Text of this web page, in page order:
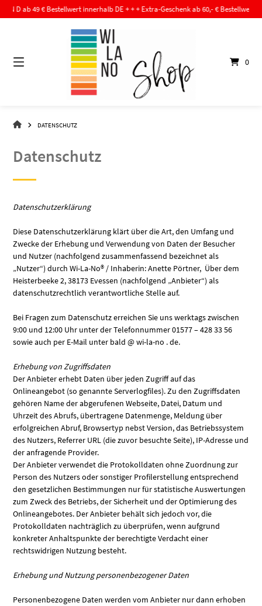
Springe
zum
ab 49 € Bestellwert innerhalb DE + + + Extra-Geschenk ab 60,- € Bestellwert + + +
0
WI-
–
DER
DATENSCHUTZ
Datenschutz
Datenschutzerklärung
Diese Datenschutzerklärung klärt über die Art, den Umfang und
Zwecke der Erhebung und Verwendung von Daten der Besucher
und Nutzer (nachfolgend zusammenfassend bezeichnet als
„Nutzer“) durch Wi-La-No® / Inhaberin: Anette Pörtner, Über dem
Heisterbeeke 2, 38173 Evessen (nachfolgend „Anbieter“) als
datenschutzrechtlich verantwortliche Stelle auf.
Bei Fragen zum Datenschutz erreichen Sie uns werktags zwischen
9:00 und 12:00 Uhr unter der Telefonnummer 01577 – 428 33 56
sowie auch per E-Mail unter bald @ wi-la-no . de.
Erhebung von Zugriffsdaten
Der Anbieter erhebt Daten über jeden Zugriff auf das
Onlineangebot (so genannte Serverlogfiles). Zu den Zugriffsdaten
gehören Name der abgerufenen Webseite, Datei, Datum und
Uhrzeit des Abrufs, übertragene Datenmenge, Meldung über
erfolgreichen Abruf, Browsertyp nebst Version, das Betriebssystem
des Nutzers, Referrer URL (die zuvor besuchte Seite), IP-Adresse und
der anfragende Provider.
Der Anbieter verwendet die Protokolldaten ohne Zuordnung zur
Person des Nutzers oder sonstiger Profilerstellung entsprechend
den gesetzlichen Bestimmungen nur für statistische Auswertungen
zum Zweck des Betriebs, der Sicherheit und der Optimierung des
Onlineangebotes. Der Anbieter behält sich jedoch vor, die
Protokolldaten nachträglich zu überprüfen, wenn aufgrund
konkreter Anhaltspunkte der berechtigte Verdacht einer
rechtswidrigen Nutzung besteht.
Erhebung und Nutzung personenbezogener Daten
Personenbezogene Daten werden vom Anbieter nur dann erhoben